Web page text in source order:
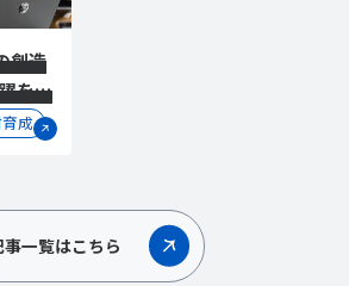
創造
を促
成
事一覧はこちら